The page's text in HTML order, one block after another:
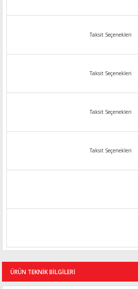
Taksit Seçenekleri
Taksit Seçenekleri
Taksit Seçenekleri
Taksit Seçenekleri
ÜRÜN TEKNİK BİLGİLERİ